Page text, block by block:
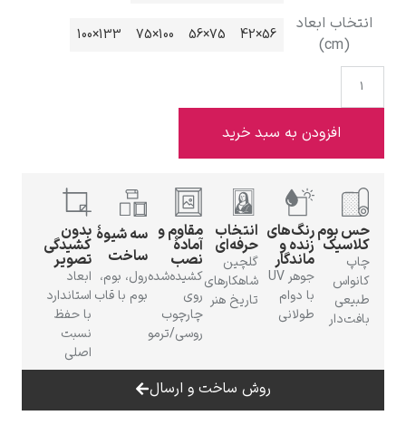
کامی پیسارو
ادوارد هاپر
ادگار دگا
ابعاد
56×42
75×56
100×75
133×100
افزودن به سبد خرید
بومرنگ‌های
زنده و
ماندگار
جوهر UV
با دوام
طولانی
انتخاب
حرفه‌ای
گلچین
شاهکارهای
تاریخ هنر
مقاوم و
آمادهٔ
نصب
کشیده‌شده
روی
چارچوب
روسی/ترمو
سه شیوهٔ
ساخت
رول، بوم،
بوم با قاب
بدون
کشیدگی
تصویر
ابعاد
استاندارد
روش ساخت و ارسال